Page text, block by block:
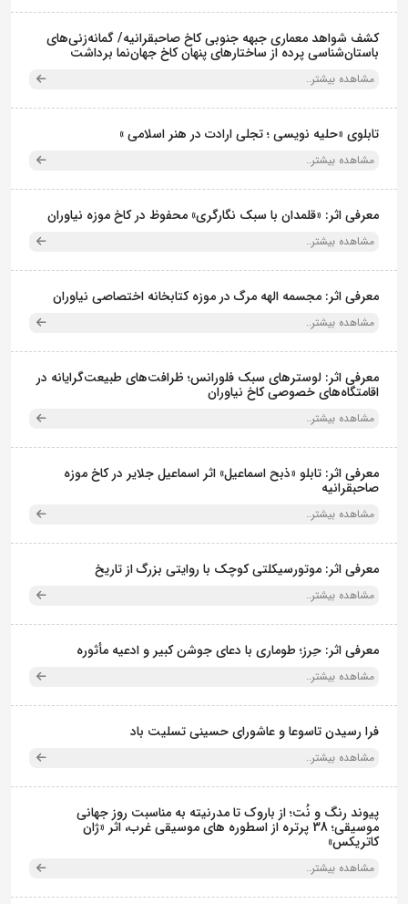
کشف شواهد معماری جبهه جنوبی کاخ صاحبقرانیه/ گمانه‌زنی‌های
باستان‌شناسی پرده از ساختارهای پنهان کاخ جهان‌نما برداشت
مشاهده بیشتر..
تابلوی «حلیه نویسی ؛ تجلی ارادت در هنر اسلامی »
مشاهده بیشتر..
معرفی اثر: «قلمدان با سبک نگارگری» محفوظ در کاخ موزه نیاوران
مشاهده بیشتر..
معرفی اثر: مجسمه الهه مرگ در موزه کتابخانه اختصاصی نیاوران
مشاهده بیشتر..
معرفی اثر: لوسترهای سبک فلورانس؛ ظرافت‌های طبیعت‌گرایانه در
اقامتگاه‌های خصوصی کاخ نیاوران
مشاهده بیشتر..
معرفی اثر: تابلو «ذبح اسماعیل» اثر اسماعیل جلایر در کاخ موزه
صاحبقرانیه
مشاهده بیشتر..
معرفی اثر: موتورسیکلتی کوچک با روایتی بزرگ از تاریخ
مشاهده بیشتر..
معرفی اثر: حِرز؛ طوماری با دعای جوشن کبیر و ادعیه مأثوره
مشاهده بیشتر..
فرا رسیدن تاسوعا و عاشورای حسینی تسلیت باد
مشاهده بیشتر..
پیوند رنگ و نُت؛ از باروک تا مدرنیته به مناسبت روز جهانی
موسیقی؛ 38 پرتره از اسطوره های موسیقی غرب، اثر «ژان
کاتریکس»
مشاهده بیشتر..